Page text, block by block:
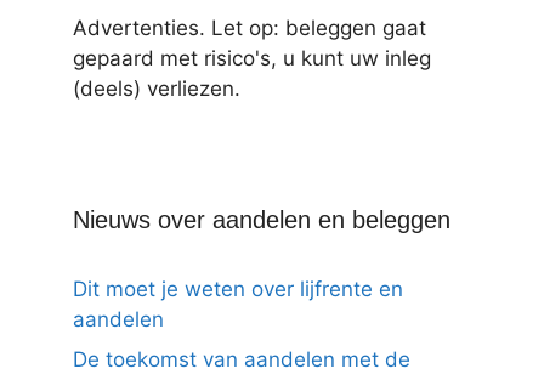
Advertenties. Let op: beleggen gaat
gepaard met risico's, u kunt uw inleg
(deels) verliezen.
Nieuws over aandelen en beleggen
Dit moet je weten over lijfrente en
aandelen
De toekomst van aandelen met de